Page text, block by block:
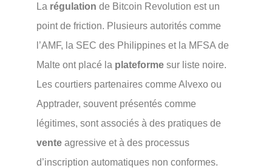
La régulation de Bitcoin Revolution est un
point de friction. Plusieurs autorités comme
l’AMF, la SEC des Philippines et la MFSA de
Malte ont placé la plateforme sur liste noire.
Les courtiers partenaires comme Alvexo ou
Apptrader, souvent présentés comme
légitimes, sont associés à des pratiques de
vente agressive et à des processus
d’inscription automatiques non conformes.